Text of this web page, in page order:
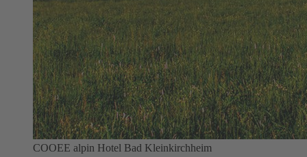
COOEE alpin Hotel Bad Kleinkirchheim